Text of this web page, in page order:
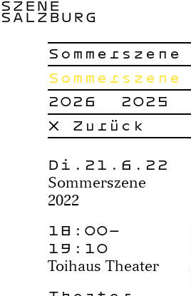
SZENE
SALZBURG
Sommerszene
Sommerszene
2026
2025
× Zurück
Di.21.6.22
Sommerszene
2022
18:00–
19:10
Toihaus Theater